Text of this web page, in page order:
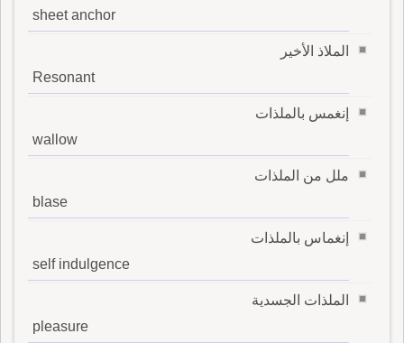
sheet anchor
الملاذ الأخير
Resonant
إنغمس بالملذات
wallow
ملل من الملذات
blase
إنغماس بالملذات
self indulgence
الملذات الجسدية
pleasure